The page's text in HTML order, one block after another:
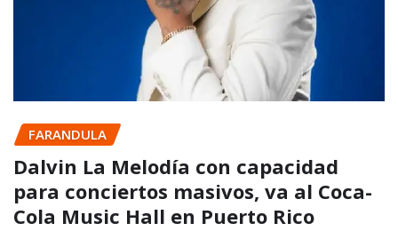
FARANDULA
Dalvin La Melodía con capacidad
para conciertos masivos, va al Coca-
Cola Music Hall en Puerto Rico